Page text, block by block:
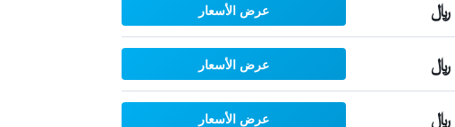
عرض الأسعار
عرض الأسعار
عرض الأسعار